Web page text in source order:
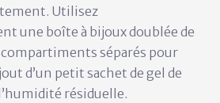
Utilisez
une boîte à bijoux doublée de
compartiments séparés pour
d’un petit sachet de gel de
résiduelle.